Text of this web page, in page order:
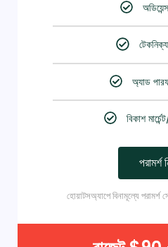
অ্যাড
বিকাশ
পরামর্শ
হোয়াটসঅ্যাপে বিনামূল্যে